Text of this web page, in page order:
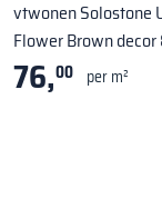
vtwonen Solostone
Flower Brown
76,00 per m²